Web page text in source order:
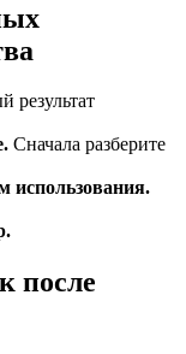
результат
Сначала разберите
использования.
после